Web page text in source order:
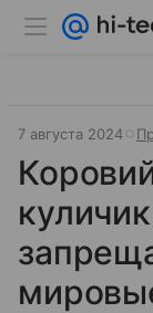
7 августа 2024